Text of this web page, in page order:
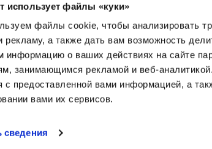
использует файлы «куки»
файлы cookie, чтобы анализировать
рекламу, а также дать вам возможность
информацию о ваших действиях на сайте
занимающимся рекламой и веб-
с предоставленной вами информацией, а
вами их сервисов.
сведения
возврата Условия и положения